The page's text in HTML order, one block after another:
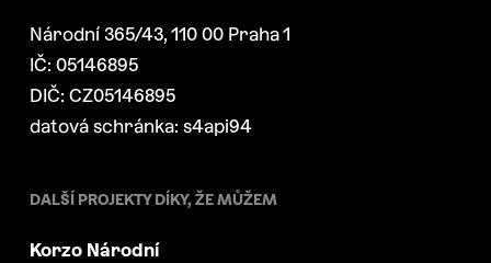
Národní 365/43, 110 00 Praha 1
IČ: 05146895
DIČ: CZ05146895
datová schránka: s4api94
DALŠÍ PROJEKTY DÍKY, ŽE MŮŽEM
Korzo Národní